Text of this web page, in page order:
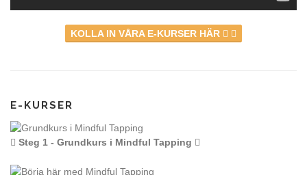
KOLLA IN VÅRA E-KURSER HÄR
E-KURSER
Steg 1 - Grundkurs i Mindful Tapping